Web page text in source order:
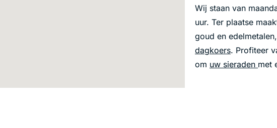
Wij staan van
uur. Ter plaatse
goud en
dagkoers. Profiteer
om uw sieraden met